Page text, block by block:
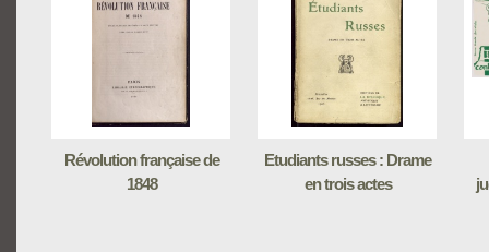
Révolution française de
1848
Etudiants russes : Drame
en trois actes